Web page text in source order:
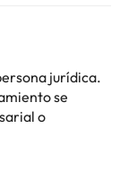
pasteles
de Santa Clara-
miniaturas de
Portugal. El
en coche,
está a 131
jurídica.
se
o